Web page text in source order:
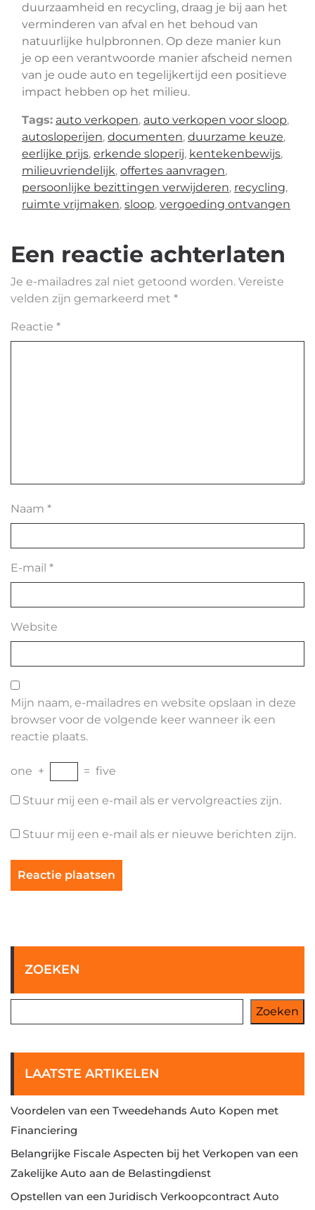
duurzaamheid en recycling, draag je bij aan het
verminderen van afval en het behoud van
natuurlijke hulpbronnen. Op deze manier kun
je op een verantwoorde manier afscheid nemen
van je oude auto en tegelijkertijd een positieve
impact hebben op het milieu.
Tags: auto verkopen, auto verkopen voor sloop,
autosloperijen, documenten, duurzame keuze,
eerlijke prijs, erkende sloperij, kentekenbewijs,
milieuvriendelijk, offertes aanvragen,
persoonlijke bezittingen verwijderen, recycling,
ruimte vrijmaken, sloop, vergoeding ontvangen
Een reactie achterlaten
Je e-mailadres zal niet getoond worden. Vereiste
velden zijn gemarkeerd met *
Reactie *
Naam *
E-mail *
Website
Mijn naam, e-mailadres en website opslaan in deze
browser voor de volgende keer wanneer ik een
reactie plaats.
one + = five
Stuur mij een e-mail als er vervolgreacties zijn.
Stuur mij een e-mail als er nieuwe berichten zijn.
ZOEKEN
Zoeken
LAATSTE ARTIKELEN
Voordelen van een Tweedehands Auto Kopen met
Financiering
Belangrijke Fiscale Aspecten bij het Verkopen van een
Zakelijke Auto aan de Belastingdienst
Opstellen van een Juridisch Verkoopcontract Auto